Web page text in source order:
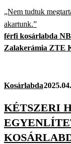
„Nem tudtuk
akartunk.”
férfi kosárlabda
Zalakerámia ZTE
Kosárlabda
KÉTSZERI